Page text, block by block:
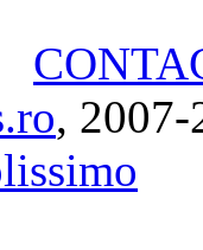
, 2007-